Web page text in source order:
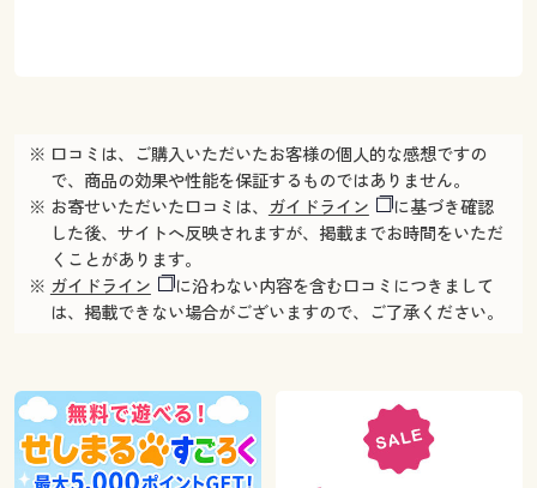
※ 口コミは、ご購入いただいたお客様の個人的な感想ですの
で、商品の効果や性能を保証するものではありません。
※ お寄せいただいた口コミは、
ガイドライン
に基づき確認
した後、サイトへ反映されますが、掲載までお時間をいただ
くことがあります。
※ ガイドライン
に沿わない内容を含む口コミにつきまして
は、掲載できない場合がございますので、ご了承ください。